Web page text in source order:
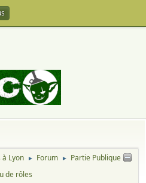
Lyon ► Forum ► Partie Publique
de rôles